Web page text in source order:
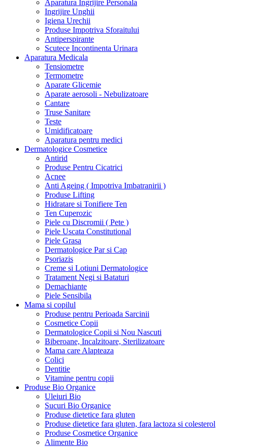
Aparatura Ingrijire Personala
Ingrijire Unghii
Igiena Urechii
Produse Impotriva Sforaitului
Antiperspirante
Scutece Incontinenta Urinara
Aparatura Medicala
Tensiometre
Termometre
Aparate Glicemie
Aparate aerosoli - Nebulizatoare
Cantare
Truse Sanitare
Teste
Umidificatoare
Aparatura pentru medici
Dermatologice Cosmetice
Antirid
Produse Pentru Cicatrici
Acnee
Anti Ageing ( Impotriva Imbatranirii )
Produse Lifting
Hidratare si Tonifiere Ten
Ten Cuperozic
Piele cu Discromii ( Pete )
Piele Uscata Constitutional
Piele Grasa
Dermatologice Par si Cap
Psoriazis
Creme si Lotiuni Dermatologice
Tratament Negi si Bataturi
Demachiante
Piele Sensibila
Mama si copilul
Produse pentru Perioada Sarcinii
Cosmetice Copii
Dermatologice Copii si Nou Nascuti
Biberoane, Incalzitoare, Sterilizatoare
Mama care Alapteaza
Colici
Dentitie
Vitamine pentru copii
Produse Bio Organice
Uleiuri Bio
Sucuri Bio Organice
Produse dietetice fara gluten
Produse dietetice fara gluten, fara lactoza si colesterol
Produse Cosmetice Organice
Alimente Bio